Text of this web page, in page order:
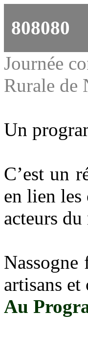
808080
Journée
Rurale de
Un
C’est un
en lien les
acteurs
Nassogne
artisans
Au